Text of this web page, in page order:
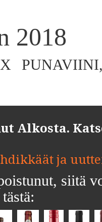
2018
Alkosta.
ja
siitä